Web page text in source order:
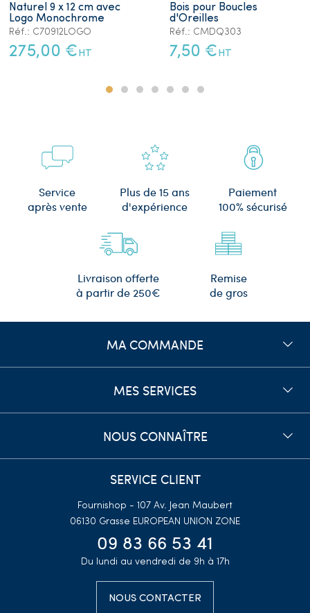
Naturel 9 x 12 cm avec
Logo Monochrome
Réf.: C70912LOGO
275,00 € HT
Bois pour Boucles
d'Oreilles
Réf.: CMDQ303
7,50 € HT
Service
après vente
Plus de 15 ans
d'expérience
Paiement
100% sécurisé
Livraison offerte
à partir de 250€
Remise
de gros
MA COMMANDE
MES SERVICES
NOUS CONNAÎTRE
SERVICE CLIENT
Fournishop - 107 Av. Jean Maubert
06130 Grasse EUROPEAN UNION ZONE
09 83 66 53 41
Du lundi au vendredi de 9h à 17h
NOUS CONTACTER